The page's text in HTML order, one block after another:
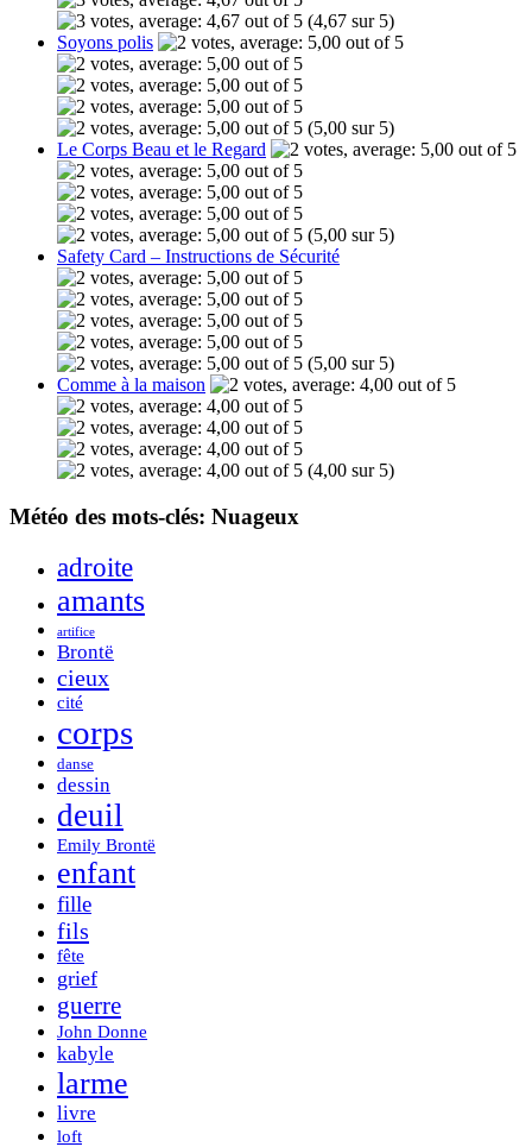
(4,67 sur 5)
Soyons polis
(5,00 sur 5)
Le Corps Beau et le Regard
(5,00 sur 5)
Safety Card – Instructions de Sécurité
(5,00 sur 5)
Comme à la maison
(4,00 sur 5)
Météo des mots-clés: Nuageux
adroite
amants
artifice
Brontë
cieux
cité
corps
danse
dessin
deuil
Emily Brontë
enfant
fille
fils
fête
grief
guerre
John Donne
kabyle
larme
livre
loft